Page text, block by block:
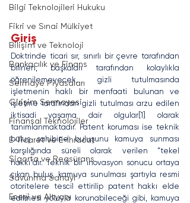
Bilgi Teknolojileri Hukuku
Fikri ve Sınai Mülkiyet
Bilişim ve Teknoloji
Bankacılık ve Finans
Sermaye Piyasaları
Girişim Sermayesi
Finansal Teknolojiler
E-Ticaret ve E-İhracat
Sigorta ve Reasürans
Savunma Sanayi
Enerji ve Altyapı
Giriş
Doktrinde ticari sır, sınırlı bir çevre tarafından
bilinen, başkaları tarafından kolaylıkla
öğrenilemeyecek, gizli tutulmasında
işletmenin haklı bir menfaati bulunan ve
işletme tarafından gizli tutulması arzu edilen
iktisadi yaşama dair olgular[1] olarak
tanımlanmaktadır. Patent koruması ise teknik
buluş sahibine buluşunu kamuya sunması
karşılığında süreli olarak verilen “tekel
hakkı”dır. Teknik bir inovasyon sonucu ortaya
çıkan buluş, kamuya sunulması şartıyla resmi
otoritelere tescil ettirilip patent hakkı elde
edilmesi yoluyla korunabileceği gibi, kamuya